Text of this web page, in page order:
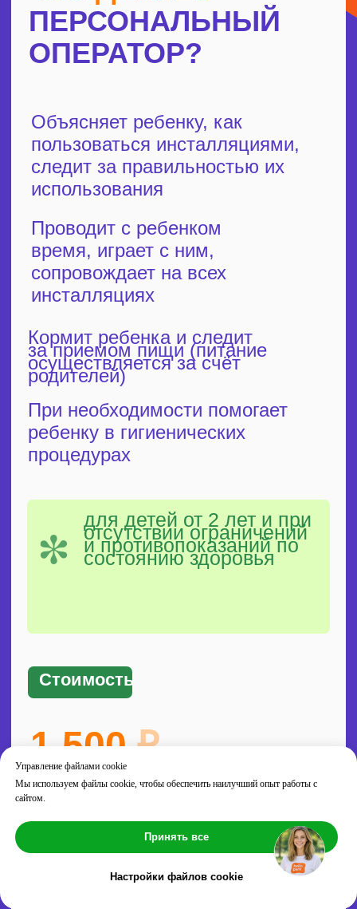
Управление файлами cookie
Мы используем файлы cookie, чтобы обеспечить наилучший опыт работы с
сайтом.
Принять все
Настройки файлов cookie